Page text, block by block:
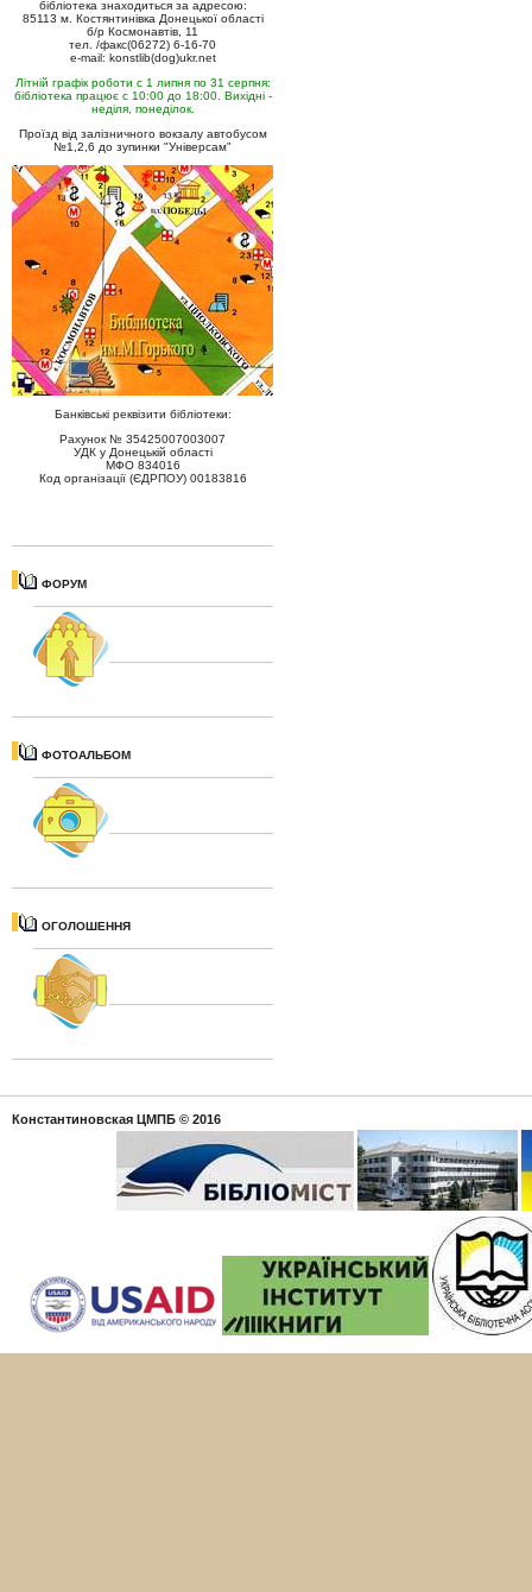
бібліотека знаходиться за адресою:
85113 м. Костянтинівка Донецької області
б/р Космонавтів, 11
тел. /факс(06272) 6-16-70
e-mail: konstlib(dog)ukr.net
Літній графік роботи с 1 липня по 31 серпня:
бібліотека працює с 10:00 до 18:00. Вихідні -
неділя, понеділок.
Проїзд від залізничного вокзалу автобусом
№1,2,6 до зупинки "Універсам"
Банківські реквізити бібліотеки:
Рахунок № 35425007003007
УДК у Донецькій області
МФО 834016
Код організації (ЄДРПОУ) 00183816
ФОРУМ
ФОТОАЛЬБОМ
ОГОЛОШЕННЯ
Константиновская ЦМПБ © 2016